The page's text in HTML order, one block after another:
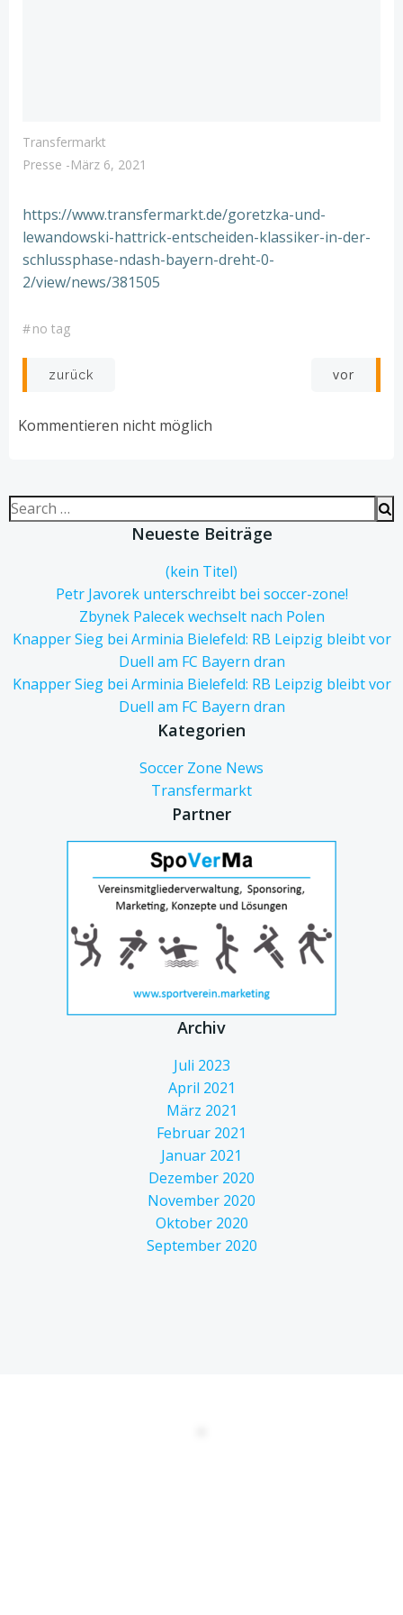
Transfermarkt
Presse -März 6, 2021
https://www.transfermarkt.de/goretzka-und-
lewandowski-hattrick-entscheiden-klassiker-in-der-
schlussphase-ndash-bayern-dreht-0-
2/view/news/381505
#no tag
Post
navigation
zurück
navigation
vor
Kommentieren nicht möglich
Search
for:
Neueste Beiträge
(kein Titel)
Petr Javorek unterschreibt bei soccer-zone!
Zbynek Palecek wechselt nach Polen
Knapper Sieg bei Arminia Bielefeld: RB Leipzig bleibt vor
Duell am FC Bayern dran
Knapper Sieg bei Arminia Bielefeld: RB Leipzig bleibt vor
Duell am FC Bayern dran
Kategorien
Soccer Zone News
Transfermarkt
Partner
Archiv
Juli 2023
April 2021
März 2021
Februar 2021
Januar 2021
Dezember 2020
November 2020
Oktober 2020
September 2020